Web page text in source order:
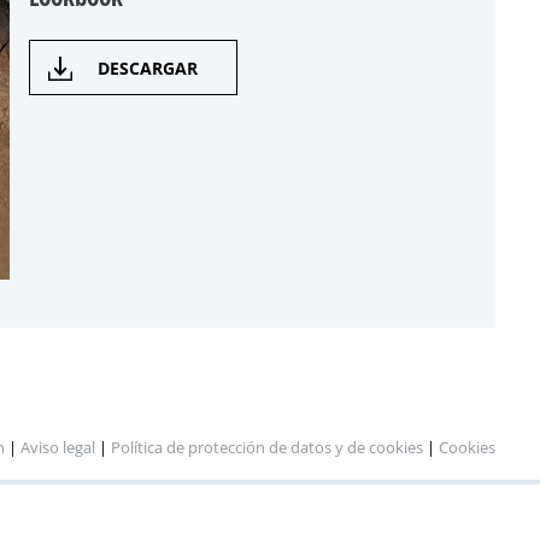
DESCARGAR
| Aviso legal | Política de protección de datos y de cookies | Cookies